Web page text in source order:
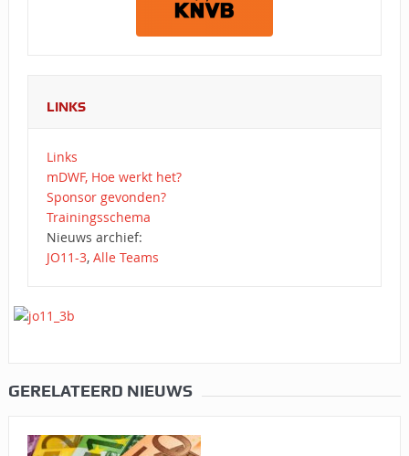
LINKS
Links
mDWF, Hoe werkt het?
Sponsor gevonden?
Trainingsschema
Nieuws archief:
JO11-3, Alle Teams
GERELATEERD NIEUWS